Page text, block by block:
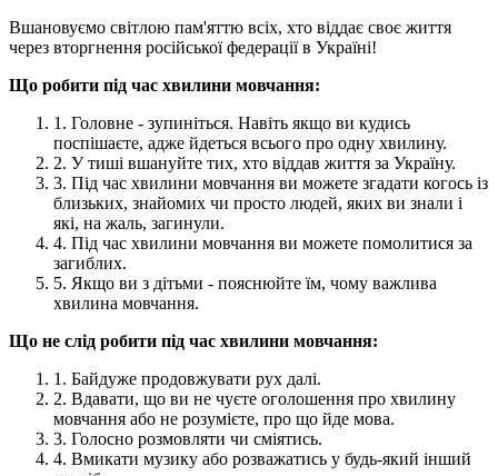
Вшановуємо світлою пам'яттю всіх, хто віддає своє життя
через вторгнення російської федерації в Україні!
Що робити під час хвилини мовчання:
1. Головне - зупиніться. Навіть якщо ви кудись
поспішаєте, адже йдеться всього про одну хвилину.
2. У тиші вшануйте тих, хто віддав життя за Україну.
3. Під час хвилини мовчання ви можете згадати когось із
близьких, знайомих чи просто людей, яких ви знали і
які, на жаль, загинули.
4. Під час хвилини мовчання ви можете помолитися за
загиблих.
5. Якщо ви з дітьми - пояснюйте їм, чому важлива
хвилина мовчання.
Що не слід робити під час хвилини мовчання:
1. Байдуже продовжувати рух далі.
2. Вдавати, що ви не чуєте оголошення про хвилину
мовчання або не розумієте, про що йде мова.
3. Голосно розмовляти чи сміятись.
4. Вмикати музику або розважатись у будь-який інший